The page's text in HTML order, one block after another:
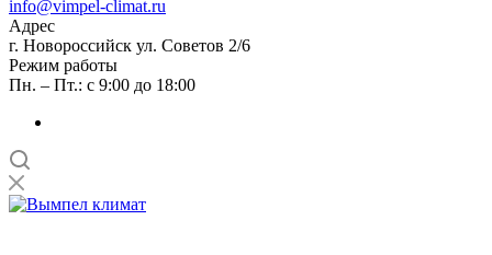
info@vimpel-climat.ru
Адрес
г. Новороссийск ул. Советов 2/6
Режим работы
Пн. – Пт.: с 9:00 до 18:00